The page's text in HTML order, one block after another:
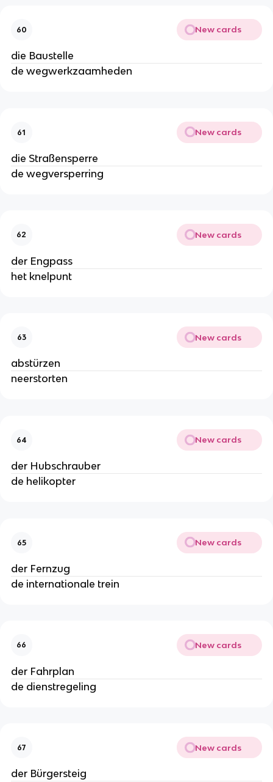
60 New cards
die Baustelle
de wegwerkzaamheden
61 New cards
die Straßensperre
de wegversperring
62 New cards
der Engpass
het knelpunt
63 New cards
abstürzen
neerstorten
64 New cards
der Hubschrauber
de helikopter
65 New cards
der Fernzug
de internationale trein
66 New cards
der Fahrplan
de dienstregeling
67 New cards
der Bürgersteig